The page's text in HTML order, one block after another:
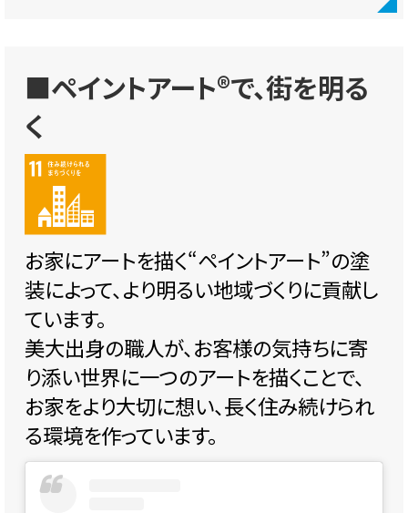
■ペイントアート®で、街を明る
く
お家にアートを描く“ペイントアート”の塗
装によって、より明るい地域づくりに貢献し
ています。
美大出身の職人が、お客様の気持ちに寄
り添い世界に一つのアートを描くことで、
お家をより大切に想い、長く住み続けられ
る環境を作っています。